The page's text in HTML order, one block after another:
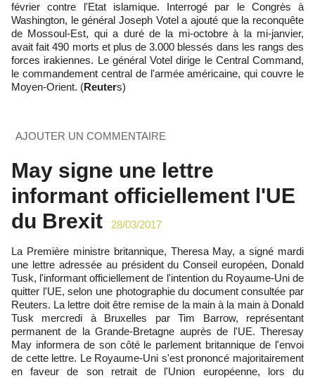
février contre l'Etat islamique. Interrogé par le Congrès à
Washington, le général Joseph Votel a ajouté que la reconquête
de Mossoul-Est, qui a duré de la mi-octobre à la mi-janvier,
avait fait 490 morts et plus de 3.000 blessés dans les rangs des
forces irakiennes. Le général Votel dirige le Central Command,
le commandement central de l'armée américaine, qui couvre le
Moyen-Orient. (Reuters)
AJOUTER UN COMMENTAIRE
May signe une lettre
informant officiellement l'UE
du Brexit
28/03/2017
La Première ministre britannique, Theresa May, a signé mardi
une lettre adressée au président du Conseil européen, Donald
Tusk, l'informant officiellement de l'intention du Royaume-Uni de
quitter l'UE, selon une photographie du document consultée par
Reuters. La lettre doit être remise de la main à la main à Donald
Tusk mercredi à Bruxelles par Tim Barrow, représentant
permanent de la Grande-Bretagne auprès de l'UE. Theresay
May informera de son côté le parlement britannique de l'envoi
de cette lettre. Le Royaume-Uni s'est prononcé majoritairement
en faveur de son retrait de l'Union européenne, lors du